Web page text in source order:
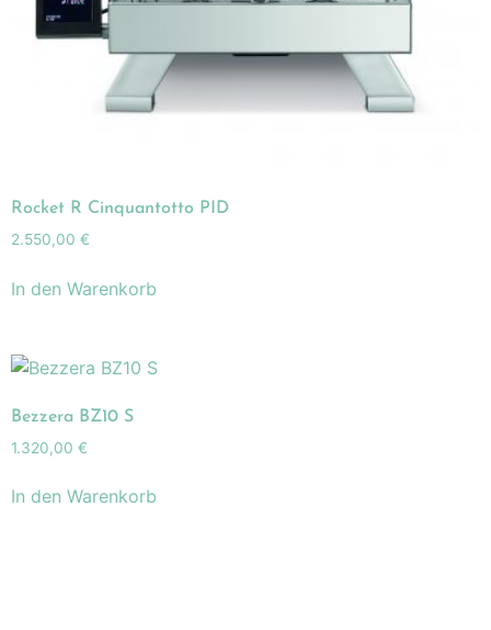
Rocket R Cinquantotto PID
2.550,00 €
In den Warenkorb
Bezzera BZ10 S
1.320,00 €
In den Warenkorb